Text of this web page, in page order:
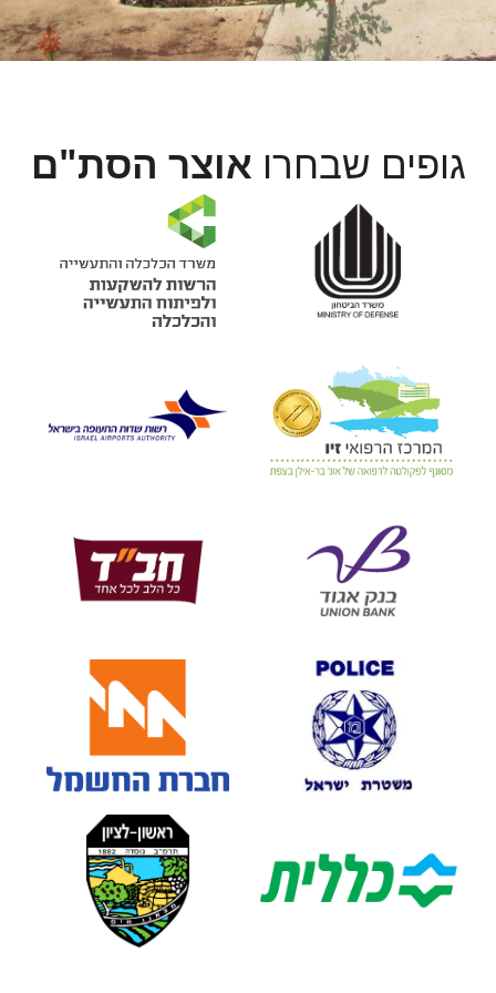
גופים שבחרו אוצר הסת"ם